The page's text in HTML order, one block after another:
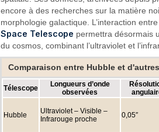
encore à des recherches sur la matière
morphologie galactique. L’interaction
Space Telescope permettra désormais
du cosmos, combinant l’ultraviolet et
Comparaison entre Hubble et
Télescope
Longueurs d’onde
observées
Hubble
Ultraviolet – Visible –
Infrarouge proche
0,05″